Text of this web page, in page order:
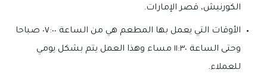
الكورنيش، قصر الإمارات.
الأوقات التي يعمل بها المطعم هي من الساعة ٠٧:٠٠ صباحا
وحتى الساعة ١١:٣٠ مساء وهذا العمل يتم بشكل يومي
للعملاء.